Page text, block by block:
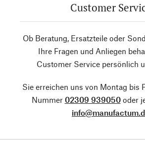
Customer
Ob Beratung, Ersatzteile oder
Ihre Fragen und Anliegen
Customer Service persönlich
Sie erreichen uns von Montag bis
Nummer 02309 939050oder